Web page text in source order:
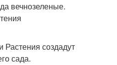
Растения создадут
сада.